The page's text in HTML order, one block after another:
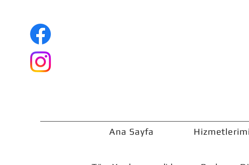
Ana Sayfa